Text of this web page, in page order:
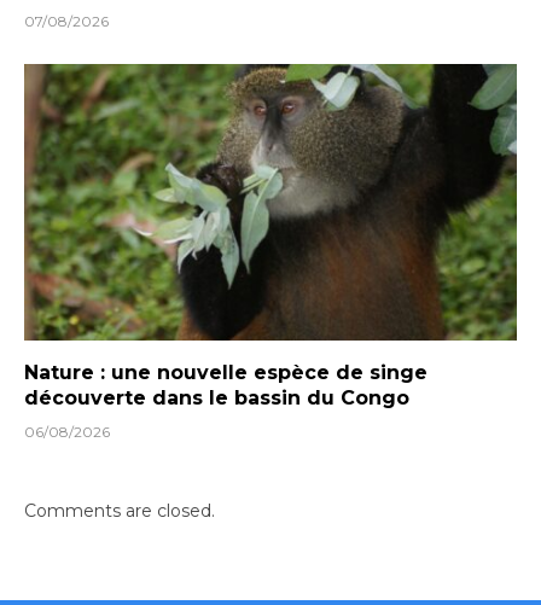
07/08/2026
Nature : une nouvelle espèce de singe
découverte dans le bassin du Congo
06/08/2026
Comments are closed.